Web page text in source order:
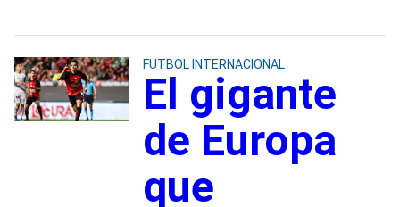
FUTBOL INTERNACIONAL
El gigante
de Europa
que